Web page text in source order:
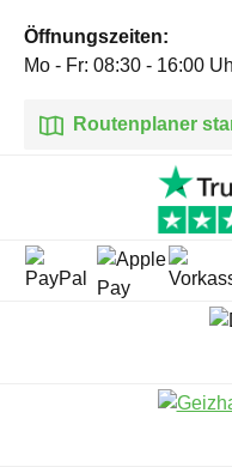
Öffnungszeiten:
Mo - Fr: 08:30 - 16:00
Routenplaner